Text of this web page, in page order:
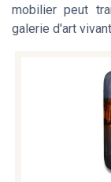
mobilier peut
galerie d'art